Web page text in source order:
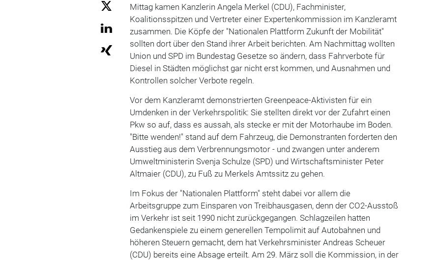
Mittag kamen Kanzlerin Angela Merkel (CDU), Fachminister,
Koalitionsspitzen und Vertreter einer Expertenkommission im Kanzleramt
zusammen. Die Köpfe der "Nationalen Plattform Zukunft der Mobilität"
sollten dort über den Stand ihrer Arbeit berichten. Am Nachmittag wollten
Union und SPD im Bundestag Gesetze so ändern, dass Fahrverbote für
Diesel in Städten möglichst gar nicht erst kommen, und Ausnahmen und
Kontrollen solcher Verbote regeln.
Vor dem Kanzleramt demonstrierten Greenpeace-Aktivisten für ein
Umdenken in der Verkehrspolitik: Sie stellten direkt vor der Zufahrt einen
Pkw so auf, dass es aussah, als stecke er mit der Motorhaube im Boden.
"Bitte wenden!" stand auf dem Fahrzeug, die Demonstranten forderten den
Ausstieg aus dem Verbrennungsmotor - und zwangen unter anderem
Umweltministerin Svenja Schulze (SPD) und Wirtschaftsminister Peter
Altmaier (CDU), zu Fuß zu Merkels Amtssitz zu gehen.
Im Fokus der "Nationalen Plattform" steht dabei vor allem die
Arbeitsgruppe zum Einsparen von Treibhausgasen, denn der CO2-Ausstoß
im Verkehr ist seit 1990 nicht zurückgegangen. Schlagzeilen hatten
Gedankenspiele zu einem generellen Tempolimit auf Autobahnen und
höheren Steuern gemacht, dem hat Verkehrsminister Andreas Scheuer
(CDU) bereits eine Absage erteilt. Am 29. März soll die Kommission, in der